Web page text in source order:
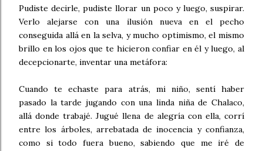
Pudiste decirle, pudiste llorar un poco y luego, suspirar.
Verlo alejarse con una ilusión nueva en el pecho
conseguida allá en la selva, y mucho optimismo, el mismo
brillo en los ojos que te hicieron confiar en él y luego, al
decepcionarte, inventar una metáfora:
Cuando te echaste para atrás, mi niño, sentí haber
pasado la tarde jugando con una linda niña de Chalaco,
allá donde trabajé. Jugué llena de alegría con ella, corrí
entre los árboles, arrebatada de inocencia y confianza,
como si todo fuera bueno, sabiendo que me iré de